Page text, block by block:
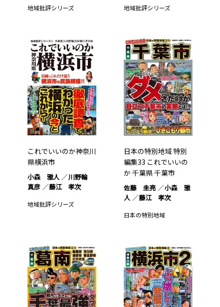
地域批評シリーズ 地域批評シリーズ
これでいいのか神奈川
県横浜市
小森 雅人
川野輪
真彦
藤江 孝次
地域批評シリーズ
日本の特別地域 特別
編集33 これでいいの
か 千葉県 千葉市
佐藤 圭亮
小森 雅
人
藤江 孝次
日本の特別地域